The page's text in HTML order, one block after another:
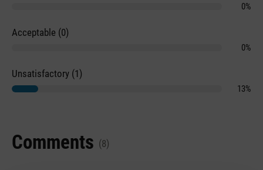
0%
Acceptable (0)
0%
Unsatisfactory (1)
13%
Comments (8)